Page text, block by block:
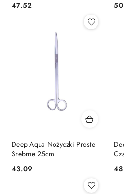
Cena:
47.52
Deep Aqua Nożyczki Proste
Srebrne 25cm
Cena:
43.09